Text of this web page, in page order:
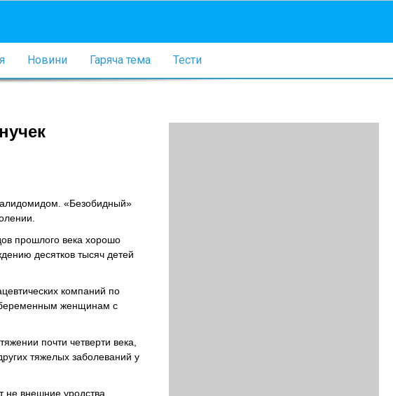
Новини Гаряча тема Тести
«Безобидный»
прошлого века хорошо
десятков тысяч детей
компаний по
беременным женщинам с
почти четверти века,
тяжелых заболеваний у
не внешние уродства